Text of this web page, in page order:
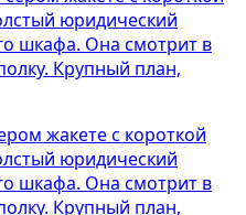
жакете с короткой
юридический
шкафа. Она смотрит в
Крупный план,